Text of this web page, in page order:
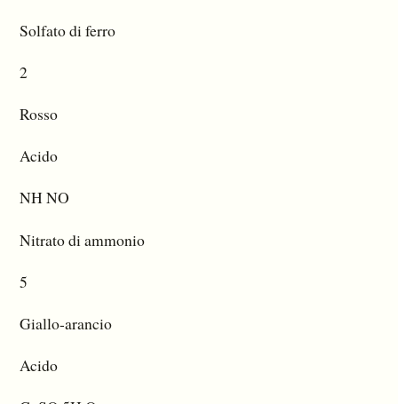
Solfato di ferro
2
Rosso
Acido
NH NO
Nitrato di ammonio
5
Giallo-arancio
Acido